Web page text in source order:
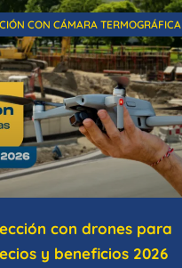
CON CÁMARA TERMOGRÁFICA
con drones para
y beneficios 2026